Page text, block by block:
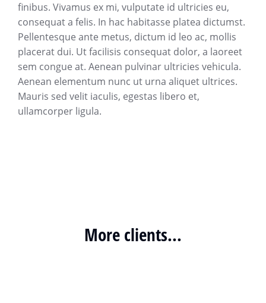
finibus. Vivamus ex mi, vulputate id ultricies eu,
consequat a felis. In hac habitasse platea dictumst.
Pellentesque ante metus, dictum id leo ac, mollis
placerat dui. Ut facilisis consequat dolor, a laoreet
sem congue at. Aenean pulvinar ultricies vehicula.
Aenean elementum nunc ut urna aliquet ultrices.
Mauris sed velit iaculis, egestas libero et,
ullamcorper ligula.
More clients...